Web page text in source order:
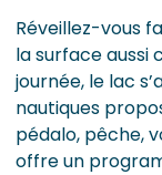
Réveillez-vous
la surface aussi
journée, le lac
nautiques
pédalo, pêche,
offre un